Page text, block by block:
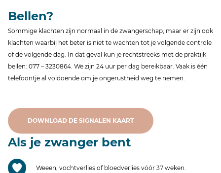
Bellen?
Sommige klachten zijn normaal in de zwangerschap, maar er zijn ook
klachten waarbij het beter is niet te wachten tot je volgende controle
of de volgende dag. In dat geval kun je rechtstreeks met de praktijk
bellen: 077 – 3230864. We zijn 24 uur per dag bereikbaar. Vaak is één
telefoontje al voldoende om je ongerustheid weg te nemen.
DOWNLOAD DE SIGNALEN KAART
Als je zwanger bent
Weeën, vochtverlies of bloedverlies vóór 37 weken.